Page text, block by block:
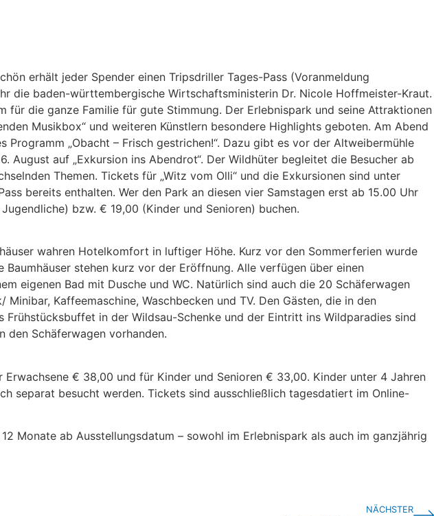
erhält jeder Spender einen Tripsdriller Tages-Pass (Voranmeldung
die baden-württembergische Wirtschaftsministerin Dr. Nicole Hoffmeister-Kraut.
für die ganze Familie für gute Stimmung. Der Erlebnispark und seine Attraktionen
Musikbox“ und weiteren Künstlern besondere Highlights geboten. Am Abend
„Obacht – Frisch gestrichen!“. Dazu gibt es vor der Altweibermühle
August auf „Exkursion ins Abendrot“. Der Wildhüter begleitet die Besucher ab
Themen. Tickets für „Witz vom Olli“ und die Exkursionen sind unter
bereits enthalten. Wer den Park an diesen vier Samstagen erst ab 15.00 Uhr
bzw. € 19,00 (Kinder und Senioren) buchen.
wahren Hotelkomfort in luftiger Höhe. Kurz vor den Sommerferien wurde
stehen kurz vor der Eröffnung. Alle verfügen über einen
eigenen Bad mit Dusche und WC. Natürlich sind auch die 20 Schäferwagen
Kaffeemaschine, Waschbecken und TV. Den Gästen, die in den
in der Wildsau-Schenke und der Eintritt ins Wildparadies sind
den Schäferwagen vorhanden.
€ 38,00 und für Kinder und Senioren € 33,00. Kinder unter 4 Jahren
separat besucht werden. Tickets sind ausschließlich tagesdatiert im Online-
Monate ab Ausstellungsdatum – sowohl im Erlebnispark als auch im ganzjährig
NÄCHSTER